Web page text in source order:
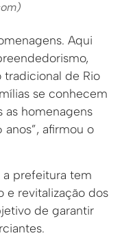
Aqui
de Rio
se conhecem
as homenagens
afirmou o
prefeitura tem
e revitalização dos
de garantir